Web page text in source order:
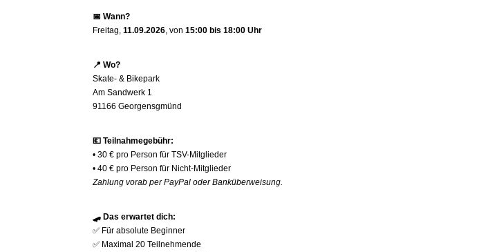
📅 Wann?
Freitag,11.09.2026, von15:00 bis 18:00 Uhr
📍 Wo?
Skate- & Bikepark
Am Sandwerk 1
91166 Georgensgmünd
💶 Teilnahmegebühr:
• 30 € pro Person für TSV-Mitglieder
• 40 € pro Person für Nicht-Mitglieder
Zahlung vorab per PayPal oder Banküberweisung.
🛹 Das erwartet dich:
✅ Für absolute Beginner
✅ Maximal 20 Teilnehmende